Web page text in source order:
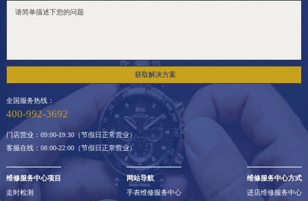
获取解决方案
全国服务热线：
400-992-3692
门店营业：09:00-19:30（节假日正常营业）
客服在线：08:00-22:00（节假日正常营业）
维修服务中心项目
走时检测
网站导航
手表维修服务中心
维修服务中心方式
进店维修服务中心